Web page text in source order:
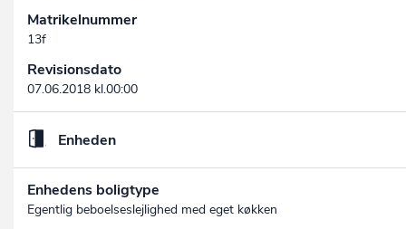
Matrikelnummer
13f
Revisionsdato
07.06.2018 kl.00:00
Enheden
Enhedens boligtype
Egentlig beboelseslejlighed med eget køkken